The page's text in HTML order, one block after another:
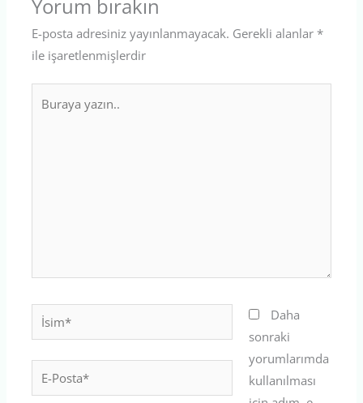
Yorum bırakın
E-posta adresiniz yayınlanmayacak. Gerekli alanlar *
ile işaretlenmişlerdir
İsim*
Posta*
Daha
sonraki
yorumlarımda
kullanılması